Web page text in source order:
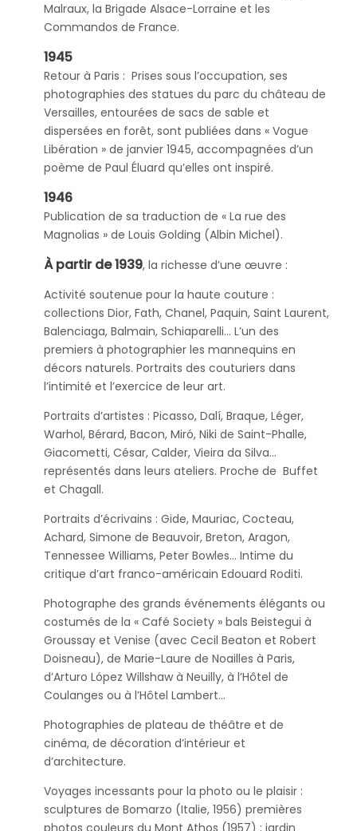
Malraux, la Brigade Alsace-Lorraine et les
Commandos de France.
1945
Retour à Paris : Prises sous l’occupation, ses
photographies des statues du parc du château de
Versailles, entourées de sacs de sable et
dispersées en forêt, sont publiées dans « Vogue
Libération » de janvier 1945, accompagnées d’un
poème de Paul Éluard qu’elles ont inspiré.
1946
Publication de sa traduction de « La rue des
Magnolias » de Louis Golding (Albin Michel).
À partir de 1939, la richesse d’une œuvre :
Activité soutenue pour la haute couture :
collections Dior, Fath, Chanel, Paquin, Saint Laurent,
Balenciaga, Balmain, Schiaparelli… L’un des
premiers à photographier les mannequins en
décors naturels. Portraits des couturiers dans
l’intimité et l’exercice de leur art.
Portraits d’artistes : Picasso, Dalí, Braque, Léger,
Warhol, Bérard, Bacon, Miró, Niki de Saint-Phalle,
Giacometti, César, Calder, Vieira da Silva…
représentés dans leurs ateliers. Proche de Buffet
et Chagall.
Portraits d’écrivains : Gide, Mauriac, Cocteau,
Achard, Simone de Beauvoir, Breton, Aragon,
Tennessee Williams, Peter Bowles… Intime du
critique d’art franco-américain Edouard Roditi.
Photographe des grands événements élégants ou
costumés de la « Café Society » bals Beistegui à
Groussay et Venise (avec Cecil Beaton et Robert
Doisneau), de Marie-Laure de Noailles à Paris,
d’Arturo López Willshaw à Neuilly, à l’Hôtel de
Coulanges ou à l’Hôtel Lambert…
Photographies de plateau de théâtre et de
cinéma, de décoration d’intérieur et
d’architecture.
Voyages incessants pour la photo ou le plaisir :
sculptures de Bomarzo (Italie, 1956) premières